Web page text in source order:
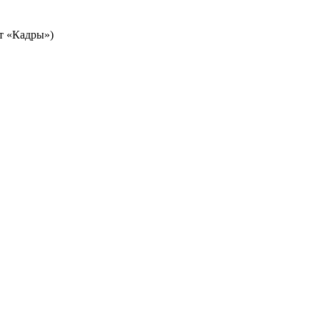
«Кадры»)